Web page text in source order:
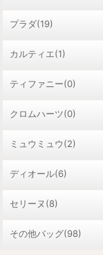
プラダ(19)
カルティエ(1)
ティファニー(0)
クロムハーツ(0)
ミュウミュウ(2)
ディオール(6)
セリーヌ(8)
その他バッグ(98)